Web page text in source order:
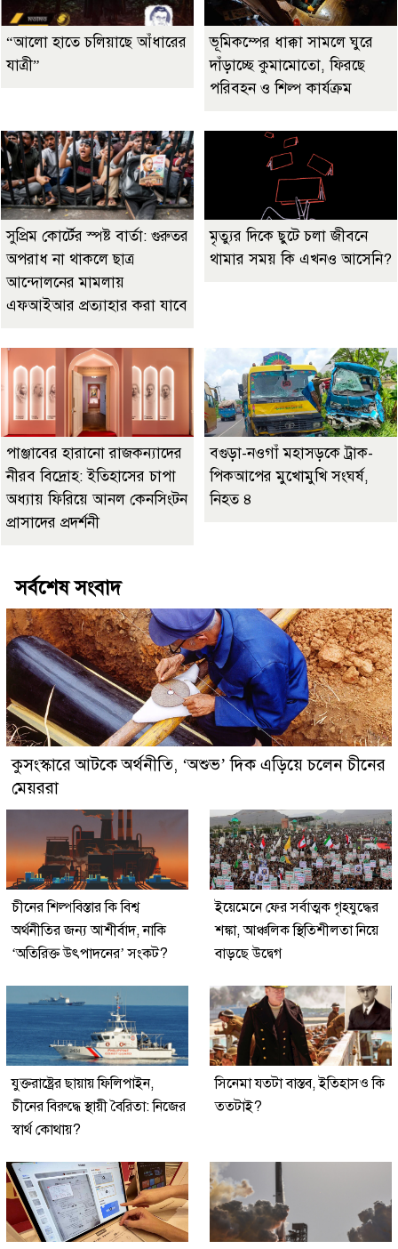
“আলো হাতে চলিয়াছে আঁধারের
যাত্রী”
ভূমিকম্পের ধাক্কা সামলে ঘুরে
দাঁড়াচ্ছে কুমামোতো, ফিরছে
পরিবহন ও শিল্প কার্যক্রম
সুপ্রিম কোর্টের স্পষ্ট বার্তা: গুরুতর
অপরাধ না থাকলে ছাত্র
আন্দোলনের মামলায়
এফআইআর প্রত্যাহার করা যাবে
মৃত্যুর দিকে ছুটে চলা জীবনে
থামার সময় কি এখনও আসেনি?
পাঞ্জাবের হারানো রাজকন্যাদের
নীরব বিদ্রোহ: ইতিহাসের চাপা
অধ্যায় ফিরিয়ে আনল কেনসিংটন
প্রাসাদের প্রদর্শনী
বগুড়া-নওগাঁ মহাসড়কে ট্রাক-
পিকআপের মুখোমুখি সংঘর্ষ,
নিহত ৪
সর্বশেষ সংবাদ
কুসংস্কারে আটকে অর্থনীতি, ‘অশুভ’ দিক এড়িয়ে চলেন চীনের
মেয়ররা
চীনের শিল্পবিস্তার কি বিশ্ব
অর্থনীতির জন্য আশীর্বাদ, নাকি
‘অতিরিক্ত উৎপাদনের’ সংকট?
ইয়েমেনে ফের সর্বাত্মক গৃহযুদ্ধের
শঙ্কা, আঞ্চলিক স্থিতিশীলতা নিয়ে
বাড়ছে উদ্বেগ
যুক্তরাষ্ট্রের ছায়ায় ফিলিপাইন,
চীনের বিরুদ্ধে স্থায়ী বৈরিতা: নিজের
স্বার্থ কোথায়?
সিনেমা যতটা বাস্তব, ইতিহাসও কি
ততটাই?